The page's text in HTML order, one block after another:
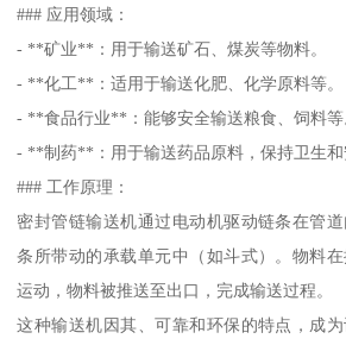
### 应用领域：
- **矿业**：用于输送矿石、煤炭等物料。
- **化工**：适用于输送化肥、化学原料等。
- **食品行业**：能够安全输送粮食、饲料等
- **制药**：用于输送药品原料，保持卫生和
### 工作原理：
密封管链输送机通过电动机驱动链条在管
条所带动的承载单元中（如斗式）。物料
运动，物料被推送至出口，完成输送过程。
这种输送机因其、可靠和环保的特点，成